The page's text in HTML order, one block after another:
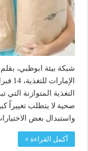
شبكة بيئة ابوظبي،
التغذية المتوازنة
صحية لا يتطلب تغييراً
واستبدال بعض
أكمل القراءة »